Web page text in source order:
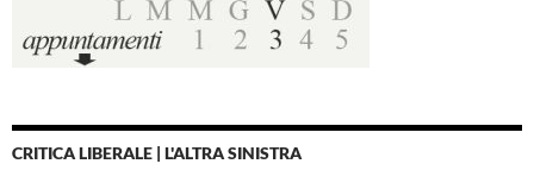
CRITICA LIBERALE | L'ALTRA SINISTRA